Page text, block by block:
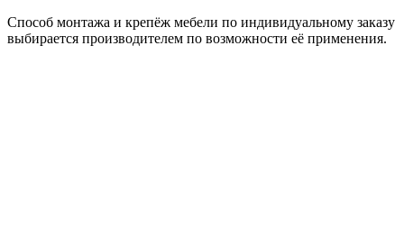
Способ монтажа и крепёж мебели по индивидуальному заказу
выбирается производителем по возможности её применения.